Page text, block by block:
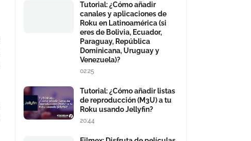
Tutorial: ¿Cómo añadir
canales y aplicaciones de
Roku en Latinoamérica (si
eres de Bolivia, Ecuador,
Paraguay, República
Dominicana, Uruguay y
Venezuela)?
02:25
Tutorial: ¿Cómo añadir listas
de reproducción (M3U) a tu
Roku usando Jellyfin?
20:44